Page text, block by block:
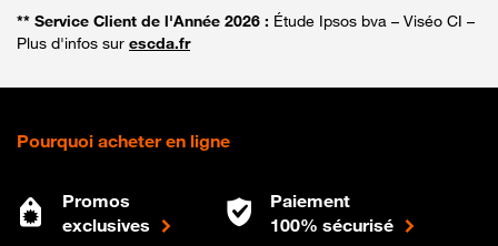
** Service Client de l'Année 2026 : Étude Ipsos bva – Viséo CI –
Plus d'infos sur escda.fr
Pourquoi acheter en ligne
Promos
exclusives
Paiement
100% sécurisé